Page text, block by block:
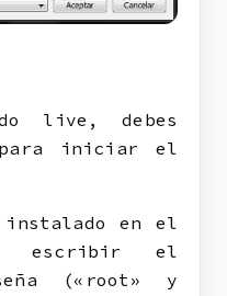
live, debes
iniciar el
instalado en el
escribir el
(«root» y